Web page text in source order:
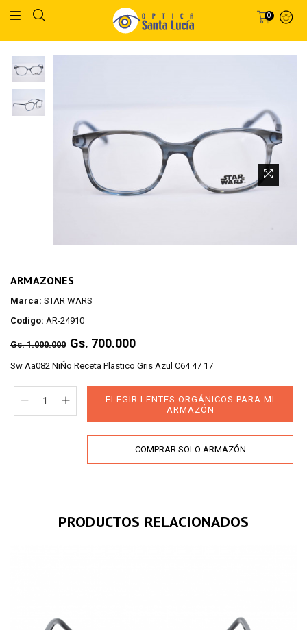
0
ARMAZONES
Marca: STAR WARS
Codigo: AR-24910
Regular
Gs. 1.000.000 Gs. 700.000
Sw Aa082 NiÑo Receta Plastico Gris Azul C64 47 17
ELEGIR LENTES ORGÁNICOS PARA MI
ARMAZÓN
COMPRAR SOLO ARMAZÓN
PRODUCTOS RELACIONADOS